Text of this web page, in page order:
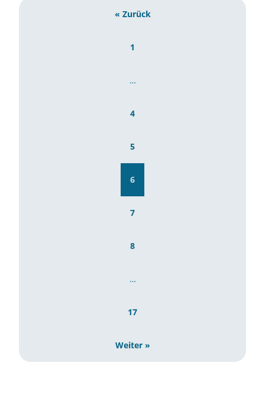
« Zurück
1
…
4
5
6
7
8
…
17
Weiter »